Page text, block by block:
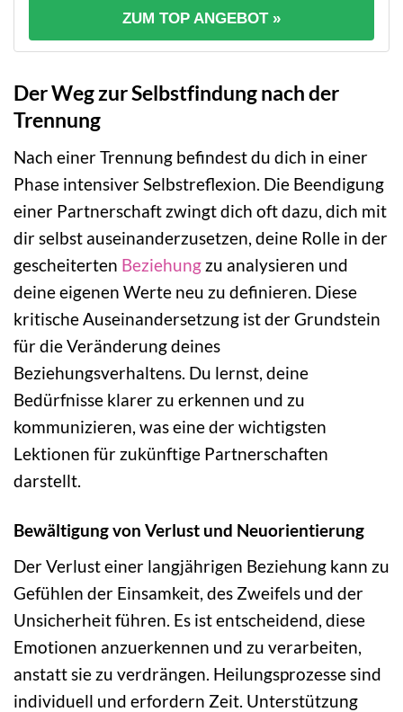
ZUM TOP ANGEBOT »
Der Weg zur Selbstfindung nach der
Trennung
Nach einer Trennung befindest du dich in einer
Phase intensiver Selbstreflexion. Die Beendigung
einer Partnerschaft zwingt dich oft dazu, dich mit
dir selbst auseinanderzusetzen, deine Rolle in der
gescheiterten Beziehung zu analysieren und
deine eigenen Werte neu zu definieren. Diese
kritische Auseinandersetzung ist der Grundstein
für die Veränderung deines
Beziehungsverhaltens. Du lernst, deine
Bedürfnisse klarer zu erkennen und zu
kommunizieren, was eine der wichtigsten
Lektionen für zukünftige Partnerschaften
darstellt.
Bewältigung von Verlust und Neuorientierung
Der Verlust einer langjährigen Beziehung kann zu
Gefühlen der Einsamkeit, des Zweifels und der
Unsicherheit führen. Es ist entscheidend, diese
Emotionen anzuerkennen und zu verarbeiten,
anstatt sie zu verdrängen. Heilungsprozesse sind
individuell und erfordern Zeit. Unterstützung